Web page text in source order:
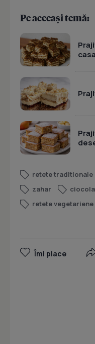
Pe aceeași temă:
casa
retete traditionale
zahar
retete vegetariene
Îmi place